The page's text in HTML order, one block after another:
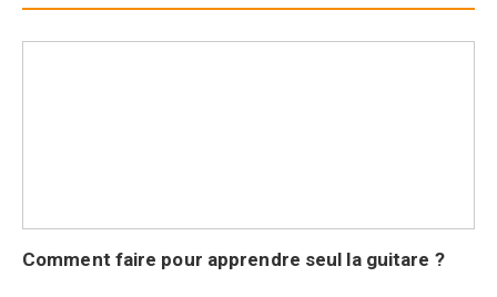
Comment faire pour apprendre seul la guitare ?